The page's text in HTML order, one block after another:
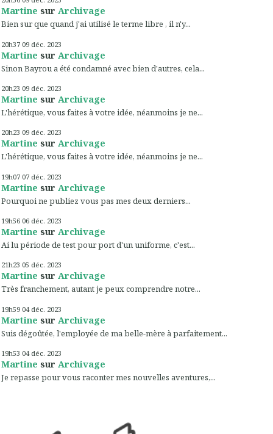
Martine sur Archivage
Bien sur que quand j'ai utilisé le terme libre , il n'y...
20h37 09 déc. 2023
Martine sur Archivage
Sinon Bayrou a été condamné avec bien d'autres, cela...
20h23 09 déc. 2023
Martine sur Archivage
L'hérétique, vous faites à votre idée, néanmoins je ne...
20h23 09 déc. 2023
Martine sur Archivage
L'hérétique, vous faites à votre idée, néanmoins je ne...
19h07 07 déc. 2023
Martine sur Archivage
Pourquoi ne publiez vous pas mes deux derniers...
19h56 06 déc. 2023
Martine sur Archivage
Ai lu période de test pour port d'un uniforme, c'est...
21h23 05 déc. 2023
Martine sur Archivage
Très franchement, autant je peux comprendre notre...
19h59 04 déc. 2023
Martine sur Archivage
Suis dégoûtée, l'employée de ma belle-mère à parfaitement...
19h53 04 déc. 2023
Martine sur Archivage
Je repasse pour vous raconter mes nouvelles aventures,...